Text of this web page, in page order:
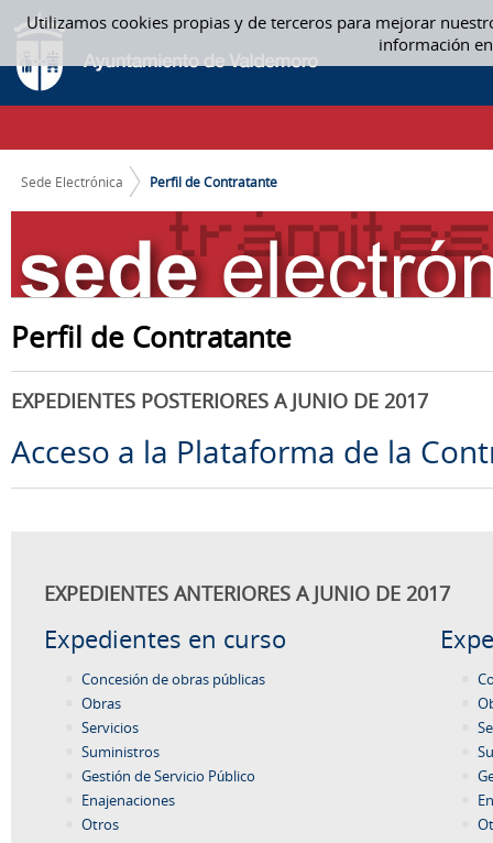
Utilizamos cookies propias y de terceros para mejorar
información
Saltar al contenido
PERFIL DE CONTRATANTE
CAMINO DE MIGAS
Sede Electrónica Perfil de Contratante
Perfil de Contratante
EXPEDIENTES POSTERIORES A JUNIO DE 2017
Acceso a la Plataforma de la
EXPEDIENTES ANTERIORES A JUNIO DE 2017
Expedientes en curso
Concesión de obras públicas
Obras
Servicios
Suministros
Gestión de Servicio Público
Enajenaciones
Otros